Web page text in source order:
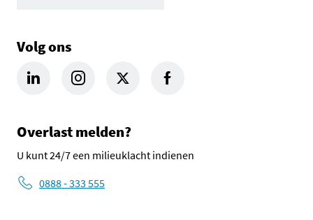
Volg ons
LinkedIn Omgevingsdienst Haaglanden (opent in een nieuw
Instagram Omgevingsdienst Haaglanden (opent in
X Omgevingsdienst Haaglanden (opent in
Facebook Omgevingsdienst
Overlast melden?
U kunt 24/7 een milieuklacht indienen
0888 - 333 555